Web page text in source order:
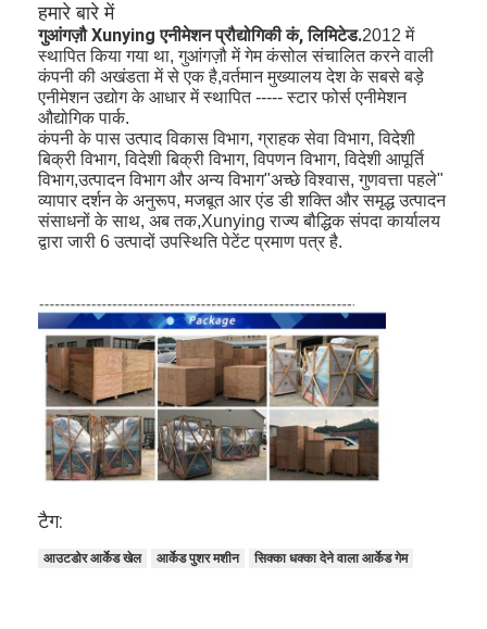
हमारे बारे में
गुआंगज़ौ Xunying एनीमेशन प्रौद्योगिकी कं, लिमिटेड.2012 में
स्थापित किया गया था, गुआंगज़ौ में गेम कंसोल संचालित करने वाली
कंपनी की अखंडता में से एक है,वर्तमान मुख्यालय देश के सबसे बड़े
एनीमेशन उद्योग के आधार में स्थापित ----- स्टार फोर्स एनीमेशन
औद्योगिक पार्क.
कंपनी के पास उत्पाद विकास विभाग, ग्राहक सेवा विभाग, विदेशी
बिक्री विभाग, विदेशी बिक्री विभाग, विपणन विभाग, विदेशी आपूर्ति
विभाग,उत्पादन विभाग और अन्य विभाग"अच्छे विश्वास, गुणवत्ता पहले"
व्यापार दर्शन के अनुरूप, मजबूत आर एंड डी शक्ति और समृद्ध उत्पादन
संसाधनों के साथ, अब तक,Xunying राज्य बौद्धिक संपदा कार्यालय
द्वारा जारी 6 उत्पादों उपस्थिति पेटेंट प्रमाण पत्र है.
टैग:
आउटडोर आर्केड खेल आर्केड पुशर मशीन सिक्का धक्का देने वाला आर्केड गेम